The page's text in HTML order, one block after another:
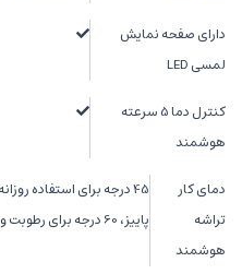
دارای صفحه نمایش
لمسی LED
کنترل دما 5 سرعته
هوشمند
دمای کار
تراشه
هوشمند
پاییز، 60 درجه برای رطوبت و سرما، 65 درجه برای تسکین درد